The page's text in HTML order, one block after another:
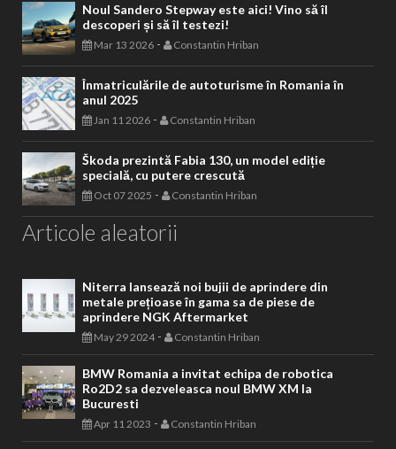
Noul Sandero Stepway este aici! Vino să îl
descoperi și să îl testezi!
Mar 13 2026 - Constantin Hriban
Înmatriculările de autoturisme în Romania în
anul 2025
Jan 11 2026 - Constantin Hriban
Škoda prezintă Fabia 130, un model ediție
specială, cu putere crescută
Oct 07 2025 - Constantin Hriban
Articole aleatorii
Niterra lansează noi bujii de aprindere din
metale prețioase în gama sa de piese de
aprindere NGK Aftermarket
May 29 2024- Constantin Hriban
BMW Romania a invitat echipa de robotica
Ro2D2 sa dezveleasca noul BMW XM la
Bucuresti
Apr 11 2023 - Constantin Hriban